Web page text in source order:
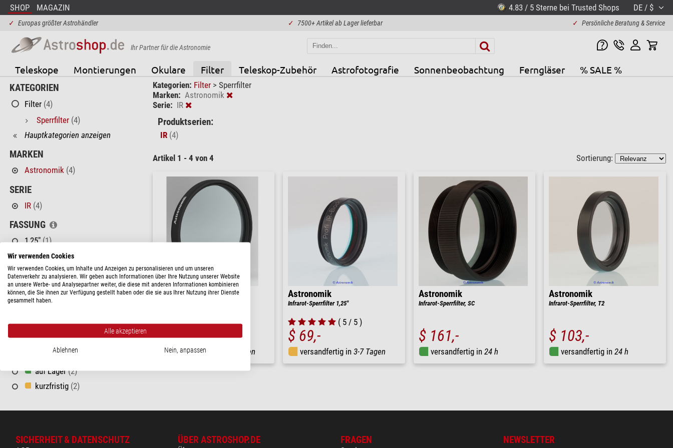
SHOP MAGAZIN 4.83 / 5 Sterne bei Trusted Shops DE / $
✓ Europas größter Astrohändler ✓ 7500+ Artikel ab Lager lieferbar ✓ Persönliche Beratung & Service
Ihr Partner für die Astronomie
Teleskope Montierungen Okulare Filter Teleskop-Zubehör Astrofotografie Sonnenbeobachtung Ferngläser % SALE %
KATEGORIEN
Filter (4)
Sperrfilter (4)
Hauptkategorien anzeigen
MARKEN
Astronomik (4)
SERIE
IR (4)
FASSUNG
1,25"(1)
2"(1)
SC Gewinde(1)
T2 (M42 X 0,75)(1)
PREIS
120 - 170 $(1)
LIEFERBARKEIT
auf Lager(2)
kurzfristig (2)
Kategorien: Filter > Sperrfilter
Marken: Astronomik
Serie: IR
Produktserien:
IR (4)
Artikel 1 - 4 von 4 Sortierung:
Astronomik
( 5 / 5 )
$ 115,-
versandfertig in 3-7 Tagen
Astronomik
Infrarot-Sperrfilter 1,25"
( 5 / 5 )
$ 69,-
versandfertig in 3-7 Tagen
Astronomik
Infrarot-Sperrfilter, SC
$ 161,-
versandfertig in 24 h
Astronomik
Infrarot-Sperrfilter, T2
$ 103,-
versandfertig in 24 h
SICHERHEIT & DATENSCHUTZ ÜBER ASTROSHOP.DE FRAGEN NEWSLETTER
Wir verwenden Cookies
Wir verwenden Cookies, um Inhalte und Anzeigen zu personalisieren und um unseren
Datenverkehr zu analysieren. Wir geben auch Informationen über Ihre Nutzung unserer Website
an unsere Werbe- und Analysepartner weiter, die diese mit anderen Informationen kombinieren
können, die Sie ihnen zur Verfügung gestellt haben oder die sie aus Ihrer Nutzung ihrer Dienste
gesammelt haben.
Alle akzeptieren
Ablehnen Nein, anpassen